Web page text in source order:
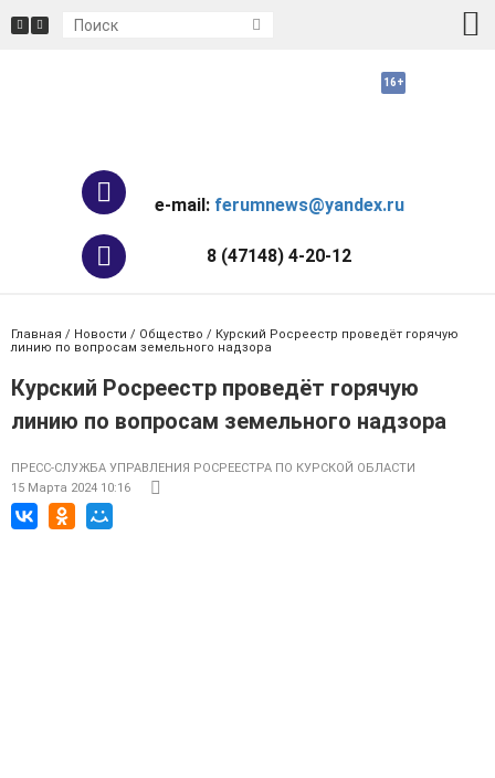
e-mail: ferumnews@yandex.ru
8 (47148) 4-20-12
Главная / Новости / Общество / Курский Росреестр проведёт горячую
линию по вопросам земельного надзора
Курский Росреестр проведёт горячую
линию по вопросам земельного надзора
ПРЕСС-СЛУЖБА УПРАВЛЕНИЯ РОСРЕЕСТРА ПО КУРСКОЙ ОБЛАСТИ
15 Марта 2024 10:16